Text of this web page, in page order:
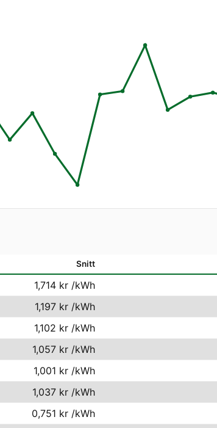
Snitt
1,714 kr /kWh
1,197 kr /kWh
1,102 kr /kWh
1,057 kr /kWh
1,001 kr /kWh
1,037 kr /kWh
0,751 kr /kWh